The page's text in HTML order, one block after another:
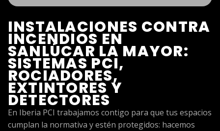
INSTALACIONES CONTRA
INCENDIOS EN
SANLÚCAR LA MAYOR:
SISTEMAS PCI,
ROCIADORES,
EXTINTORES Y
DETECTORES
En Iberia PCI trabajamos contigo para que tus espacios
cumplan la normativa y estén protegidos: hacemos